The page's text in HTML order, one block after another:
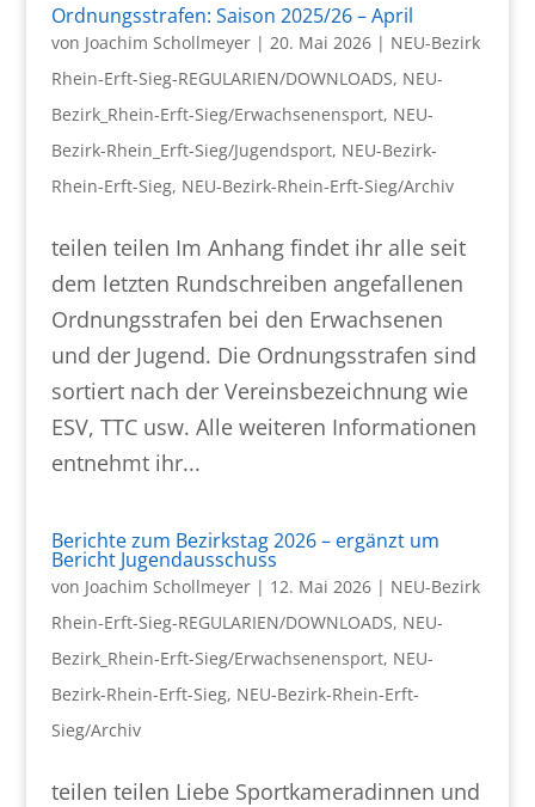
Ordnungsstrafen: Saison 2025/26 – April
von Joachim Schollmeyer| 20. Mai 2026| NEU-Bezirk
Rhein-Erft-Sieg-REGULARIEN/DOWNLOADS, NEU-
Bezirk_Rhein-Erft-Sieg/Erwachsenensport, NEU-
Bezirk-Rhein_Erft-Sieg/Jugendsport, NEU-Bezirk-
Rhein-Erft-Sieg, NEU-Bezirk-Rhein-Erft-Sieg/Archiv
teilen teilen Im Anhang findet ihr alle seit
dem letzten Rundschreiben angefallenen
Ordnungsstrafen bei den Erwachsenen
und der Jugend. Die Ordnungsstrafen sind
sortiert nach der Vereinsbezeichnung wie
ESV, TTC usw. Alle weiteren Informationen
entnehmt ihr...
Berichte zum Bezirkstag 2026 – ergänzt um
Bericht Jugendausschuss
von Joachim Schollmeyer| 12. Mai 2026| NEU-Bezirk
Rhein-Erft-Sieg-REGULARIEN/DOWNLOADS, NEU-
Bezirk_Rhein-Erft-Sieg/Erwachsenensport, NEU-
Bezirk-Rhein-Erft-Sieg, NEU-Bezirk-Rhein-Erft-
Sieg/Archiv
teilen teilen Liebe Sportkameradinnen und